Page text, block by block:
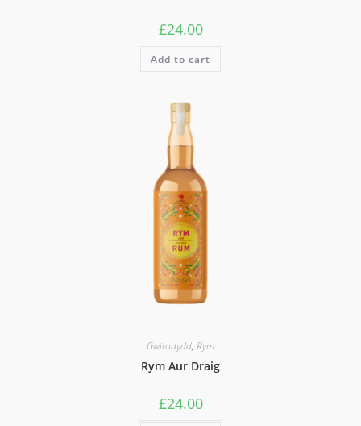
£24.00
Add to cart
Gwirodydd, Rym
Rym Aur Draig
£24.00